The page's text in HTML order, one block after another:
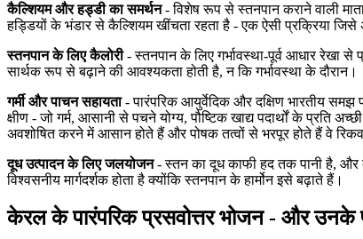
कैल्शियम और हड्डी का समर्थन- विशेष रूप से स्तनपान कराने वाली
हड्डियों के भंडार से कैल्शियम खींचता रहता है - एक ऐसी प्रक्रिया जिसे
स्तनपान के लिए कैलोरी- स्तनपान के लिए गर्भावस्था-पूर्व आधार रेखा से
सार्थक रूप से बढ़ाने की आवश्यकता होती है, न कि गर्भावस्था के दौरान।
गर्मी और पाचन सहायता- पारंपरिक आयुर्वेदिक और दक्षिण भारतीय
क्षीण - जो गर्म, आसानी से पचने योग्य, पौष्टिक खाद्य पदार्थों के प्रति
अवशोषित करने में आसान होते हैं और पोषक तत्वों से भरपूर होते हैं वे
दूध उत्पादन के लिए जलयोजन- स्तन का दूध काफी हद तक पानी है, और
विश्वसनीय मार्गदर्शक होता है क्योंकि स्तनपान के हार्मोन इसे बढ़ाते हैं।
केरल के पारंपरिक प्रसवोत्तर भोजन - और उनके